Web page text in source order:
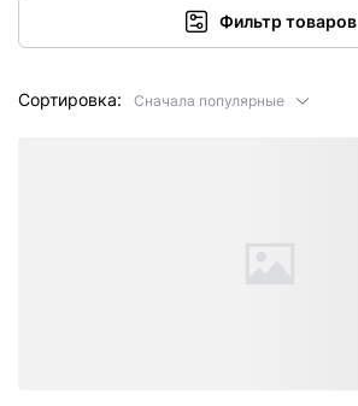
Фильтр товаров
Сортировка: Сначала популярные